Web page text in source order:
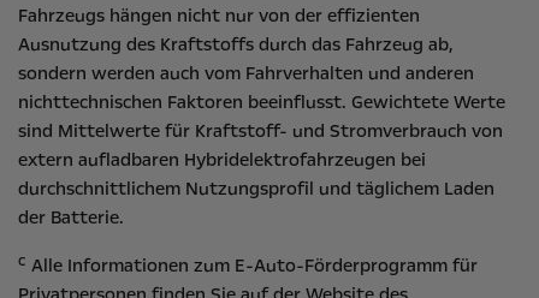
Fahrzeugs hängen nicht nur von der effizienten
Ausnutzung des Kraftstoffs durch das Fahrzeug ab,
sondern werden auch vom Fahrverhalten und anderen
nichttechnischen Faktoren beeinflusst. Gewichtete Werte
sind Mittelwerte für Kraftstoff- und Stromverbrauch von
extern aufladbaren Hybridelektrofahrzeugen bei
durchschnittlichem Nutzungsprofil und täglichem Laden
der Batterie.
c Alle Informationen zum E-Auto-Förderprogramm für